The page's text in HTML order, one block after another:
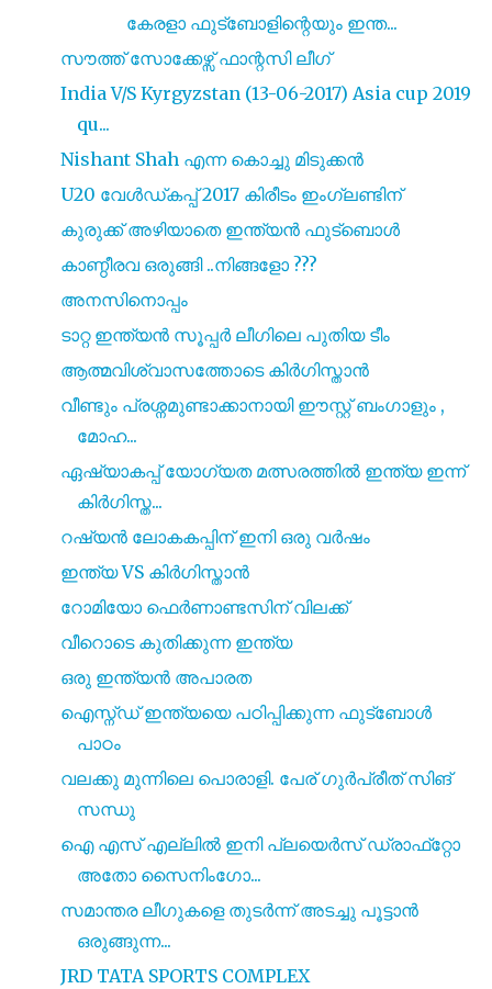
കേരളാ ഫുട്ബോളിന്റെയും ഇന്ത...
സൗത്ത് സോക്കേഴ്സ് ഫാന്റസി ലീഗ്
India V/S Kyrgyzstan (13-06-2017) Asia cup 2019
qu...
Nishant Shah എന്ന കൊച്ചു മിടുക്കൻ
U20 വേൾഡ്കപ്പ് 2017 കിരീടം ഇംഗ്ലണ്ടിന്
കുരുക്ക്‌ അഴിയാതെ ഇന്ത്യൻ ഫുട്ബൊൾ
കാണ്ഠീരവ ഒരുങ്ങി ..നിങ്ങളോ ???
അനസിനൊപ്പം
ടാറ്റ ഇന്ത്യൻ സൂപ്പർ ലീഗിലെ പുതിയ ടീം
ആത്മവിശ്വാസത്തോടെ കിർഗിസ്താൻ
വീണ്ടും പ്രശ്നമുണ്ടാക്കാനായി ഈസ്റ്റ് ബംഗാളും ,
മോഹ...
ഏഷ്യാകപ്പ് യോഗ്യത മത്സരത്തിൽ ഇന്ത്യ ഇന്ന്
കിർഗിസ്ത...
റഷ്യൻ ലോകകപ്പിന് ഇനി ഒരു വർഷം
ഇന്ത്യ VS കിർഗിസ്താൻ
റോമിയോ ഫെർണാണ്ടസിന് വിലക്ക്
വീറൊടെ കുതിക്കുന്ന ഇന്ത്യ
ഒരു ഇന്ത്യൻ അപാരത
ഐസ്ന്‍ഡ് ഇന്ത്യയെ പഠിപ്പിക്കുന്ന ഫുട്ബോള്‍
പാഠം
വലക്കു മുന്നിലെ പൊരാളി. പേര് ഗുർപ്രീത് സിങ്
സന്ധു
ഐ എസ്‌ എല്ലിൽ ഇനി പ്ലയെർസ് ഡ്രാഫ്‌റ്റോ
അതോ സൈനിംഗോ...
സമാന്തര ലീഗുകളെ തുടർന്ന് അടച്ചു പൂട്ടാൻ
ഒരുങ്ങുന്ന...
JRD TATA SPORTS COMPLEX